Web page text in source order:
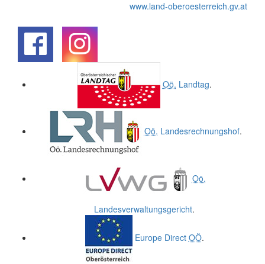
www.land-oberoesterreich.gv.at
Oö. Landtag.
Oö. Landesrechnungshof.
Oö.
Landesverwaltungsgericht.
Europe Direct OÖ.